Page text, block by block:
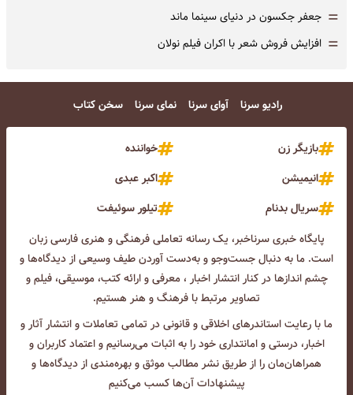
= جعفر جکسون در دنیای سینما ماند
= افزایش فروش شعر با اکران فیلم نولان
رادیو سرنا آوای سرنا نمای سرنا سخن کتاب
بازیگر زن
خواننده
انیمیشن
اکبر عبدی
سریال بدنام
تیلور سوئیفت
پایگاه خبری سرناخبر، یک رسانه تعاملی فرهنگی و هنری فارسی زبان
است. ما به دنبال جست‌و‌جو و به‌دست آوردن طیف وسیعی از دیدگاه‌ها و
چشم انداز‌ها در کنار انتشار اخبار ، معرفی و ارائه کتب، موسیقی، فیلم و
تصاویر مرتبط با فرهنگ و هنر هستیم.
ما با رعایت استاندرهای اخلاقی و قانونی در تمامی تعاملات و انتشار آثار و
اخبار، درستی و امانتداری خود را به اثبات می‌رسانیم و اعتماد کاربران و
همراهان‌مان را از طریق نشر مطالب موثق و بهره‌مندی از دیدگاه‌ها و
پیشنهادات آن‌ها کسب می‌کنیم